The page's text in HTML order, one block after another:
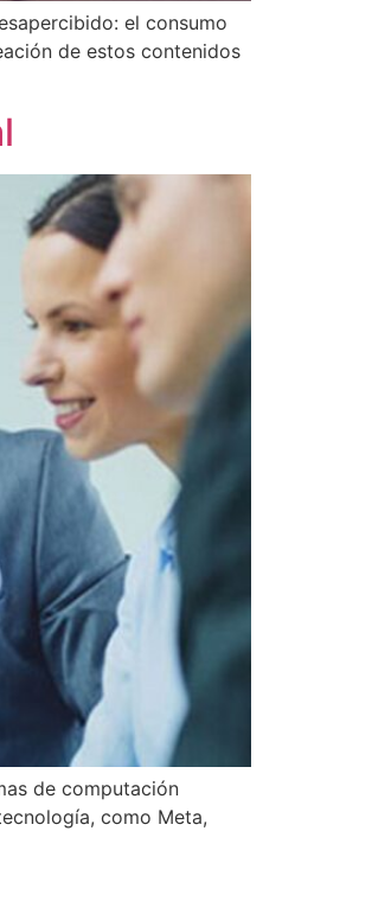
el consumo
de estos contenidos
de computación
como Meta,